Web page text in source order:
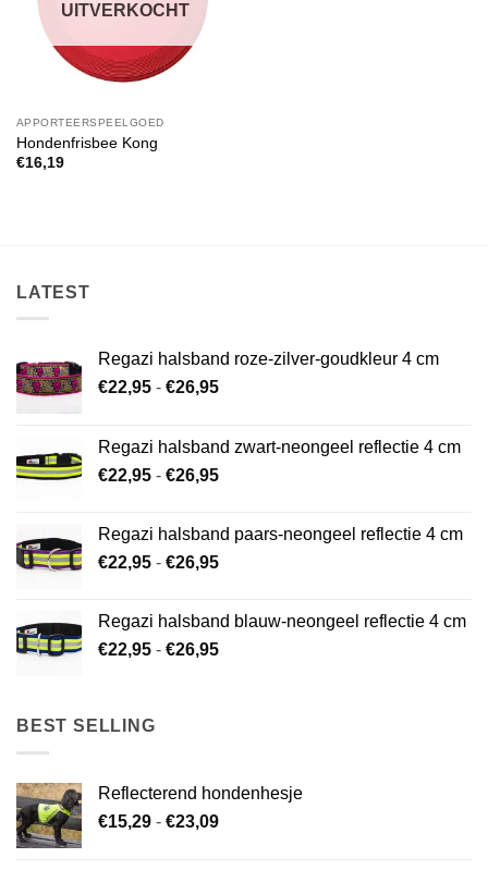
UITVERKOCHT
APPORTEERSPEELGOED
Hondenfrisbee Kong
€16,19
LATEST
Regazi halsband roze-zilver-goudkleur 4 cm
€22,95 - €26,95Prijsklasse:
€26,95
Regazi halsband zwart-neongeel reflectie 4 cm
€22,95 - €26,95Prijsklasse:
€26,95
Regazi halsband paars-neongeel reflectie 4 cm
€22,95 - €26,95Prijsklasse:
€26,95
Regazi halsband blauw-neongeel reflectie 4 cm
€22,95 - €26,95Prijsklasse:
BEST SELLING
Reflecterend hondenhesje
€15,29 - €23,09Prijsklasse: